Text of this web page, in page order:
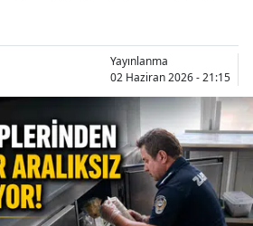
Yayınlanma
02 Haziran 2026 - 21:15